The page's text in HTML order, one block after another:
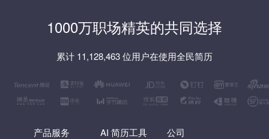
1000万职场精英的共同选择
累计 11,128,463 位用户在使用全民简历
产品服务 AI 简历工具 公司